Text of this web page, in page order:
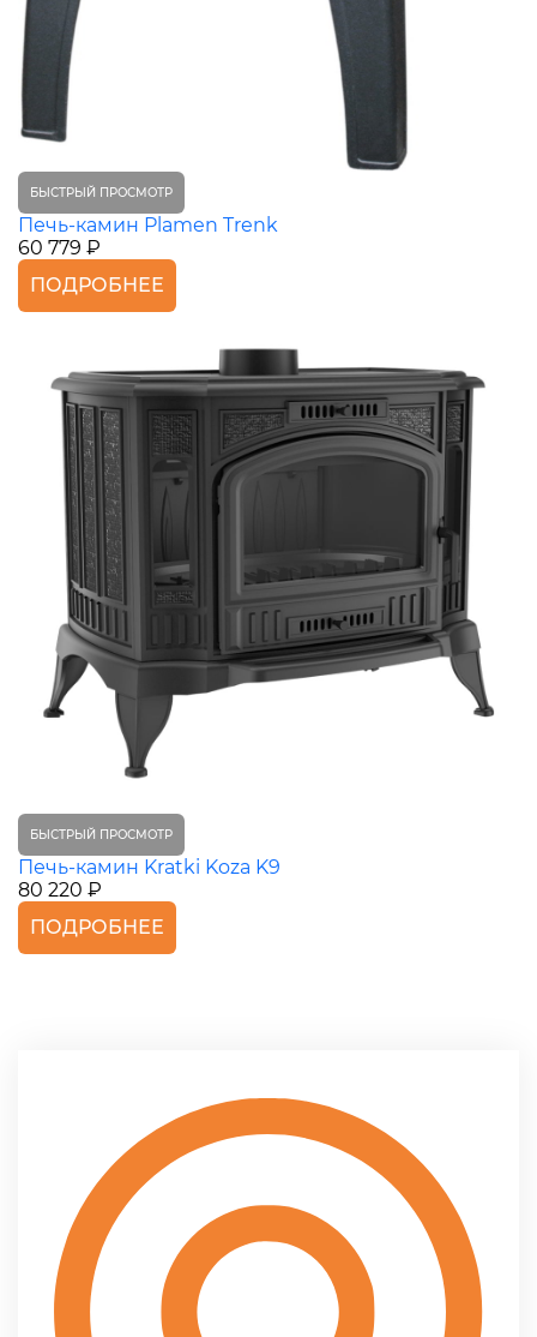
БЫСТРЫЙ ПРОСМОТР
Печь-камин Plamen Trenk
60 779 ₽
ПОДРОБНЕЕ
БЫСТРЫЙ ПРОСМОТР
Печь-камин Kratki Koza K9
80 220 ₽
ПОДРОБНЕЕ